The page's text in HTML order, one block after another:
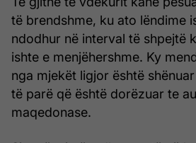
të brendshme, ku ato lëndime
ndodhur në interval të shpejtë
ishte e menjëhershme. Ky
nga mjekët ligjor është
të parë që është dorëzuar te
maqedonase.